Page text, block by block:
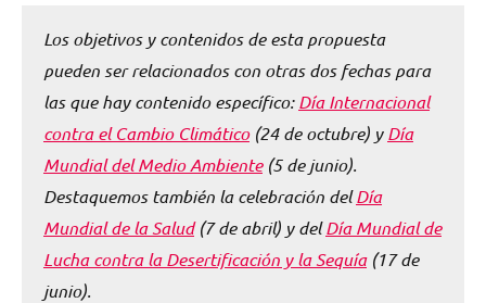
Los objetivos y contenidos de esta propuesta
pueden ser relacionados con otras dos fechas para
las que hay contenido específico:Día Internacional
contra el Cambio Climático(24 de octubre) yDía
Mundial del Medio Ambiente(5 de junio).
Destaquemos también la celebración delDía
Mundial de la Salud(7 de abril) y delDía Mundial de
Lucha contra la Desertificación y la Sequía(17 de
junio).